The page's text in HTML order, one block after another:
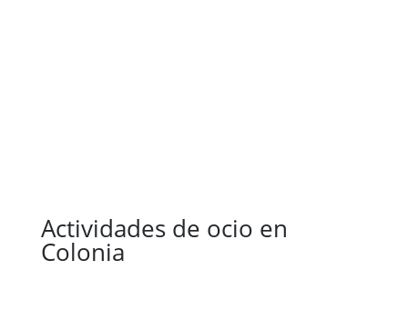
Actividades de ocio en
Colonia